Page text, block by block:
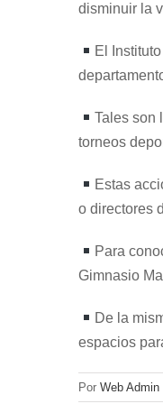
disminuir la
El
Tales son
torneos
Estas
o directores
Para
Gimnasio
De la
espacios
Por Web Admin